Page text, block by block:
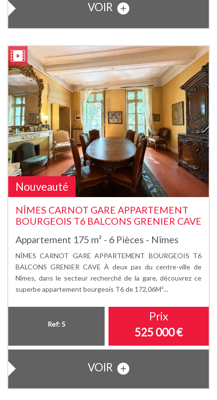
VOIR
Nouveauté
NÎMES CARNOT GARE APPARTEMENT
BOURGEOIS T6 BALCONS GRENIER CAVE
Appartement 175 m² - 6 Pièces - Nîmes
NÎMES CARNOT GARE APPARTEMENT BOURGEOIS T6
BALCONS GRENIER CAVE À deux pas du centre-ville de
Nîmes, dans le secteur recherché de la gare, découvrez ce
superbe appartement bourgeois T6 de 172,06M²...
Ref: 5
Prix
525 000€
VOIR